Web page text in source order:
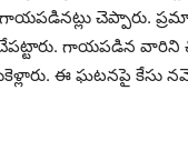
గాయపడినట్లు చెప్పారు.
గాయపడిన వారిని
ఈ ఘటనపై కేసు